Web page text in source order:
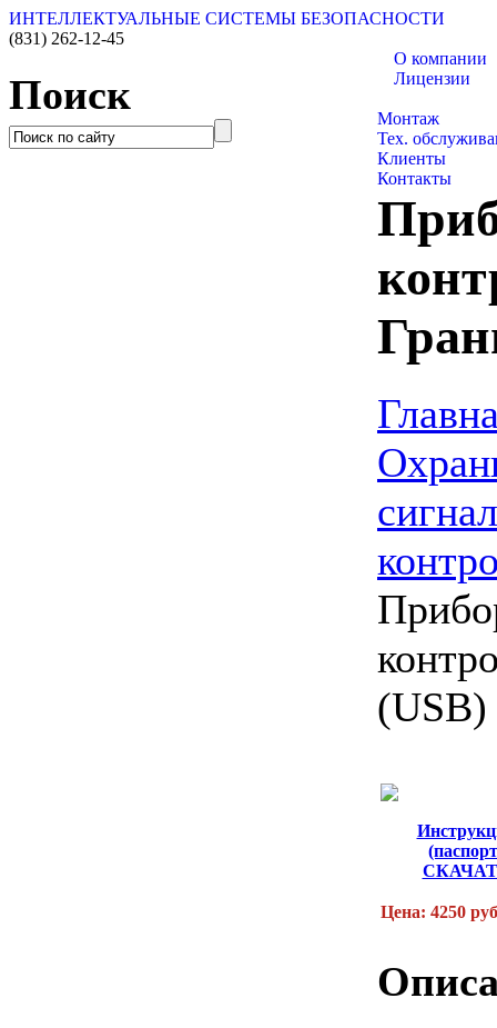
ИНТЕЛЛЕКТУАЛЬНЫЕ СИСТЕМЫ БЕЗОПАСНОСТИ
(831) 262-12-45
Поиск
О компании
Лицензии
Монтаж
Тех.
Клиенты
Контакты
(USB)
Цена: 4250 руб